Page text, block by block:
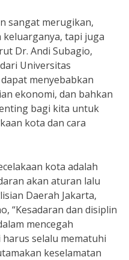
sangat merugikan,
tapi juga
Dr. Andi Subagio,
Universitas
menyebabkan
ekonomi, dan bahkan
bagi kita untuk
kota dan cara
kota adalah
akan aturan lalu
Daerah Jakarta,
“Kesadaran dan disiplin
mencegah
selalu mematuhi
keselamatan